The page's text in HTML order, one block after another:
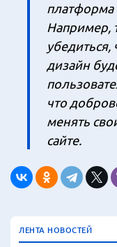
платформа
Например,
дизайн
что
менять
сайте.
ЛЕНТА НОВОСТЕЙ